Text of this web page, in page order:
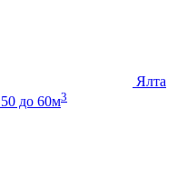
Ялта
до 60м3